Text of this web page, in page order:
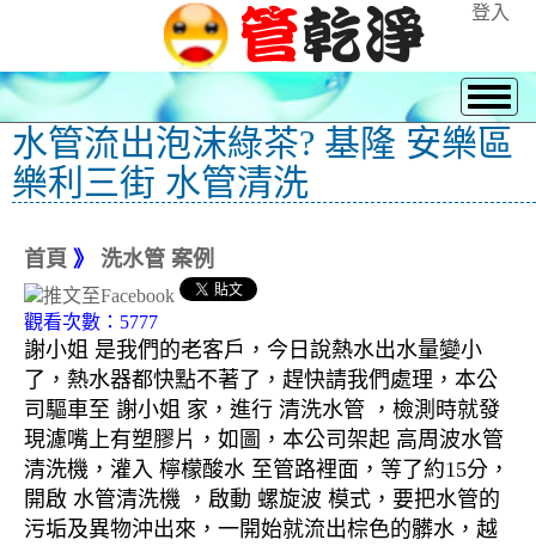
登入
水管流出泡沫綠茶? 基隆 安樂區
樂利三街 水管清洗
首頁 》 洗水管 案例
觀看次數：5777
謝小姐 是我們的老客戶，今日說熱水出水量變小
了，熱水器都快點不著了，趕快請我們處理，本公
司驅車至 謝小姐 家，進行 清洗水管 ，檢測時就發
現濾嘴上有塑膠片，如圖，本公司架起 高周波水管
清洗機，灌入 檸檬酸水 至管路裡面，等了約15分，
開啟 水管清洗機 ，啟動 螺旋波 模式，要把水管的
污垢及異物沖出來，一開始就流出棕色的髒水，越